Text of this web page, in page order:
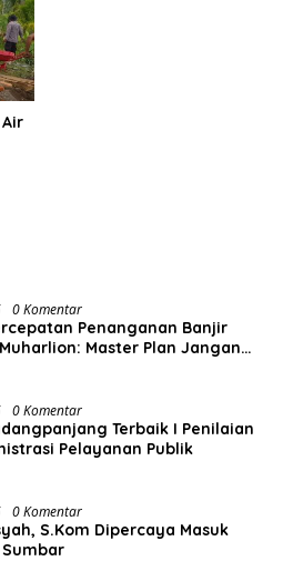
0 Komentar
Penanganan Banjir
Master Plan Jangan
0 Komentar
Terbaik I Penilaian
Pelayanan Publik
0 Komentar
S.Kom Dipercaya Masuk
Sumbar